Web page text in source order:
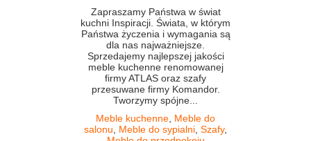
Zapraszamy Państwa w świat
kuchni Inspiracji. Świata, w którym
Państwa życzenia i wymagania są
dla nas najważniejsze.
Sprzedajemy najlepszej jakości
meble kuchenne renomowanej
firmy ATLAS oraz szafy
przesuwane firmy Komandor.
Tworzymy spójne...
Meble kuchenne Meble do
salonu
Meble do sypialni Szafy,